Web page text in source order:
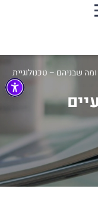
שבניהם – טכנולוגיית